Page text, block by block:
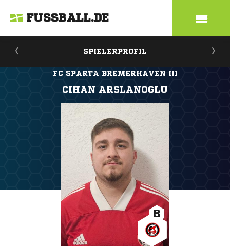
FUSSBALL.DE
SPIELERPROFIL
FC SPARTA BREMERHAVEN III
CIHAN ARSLANOGLU
8